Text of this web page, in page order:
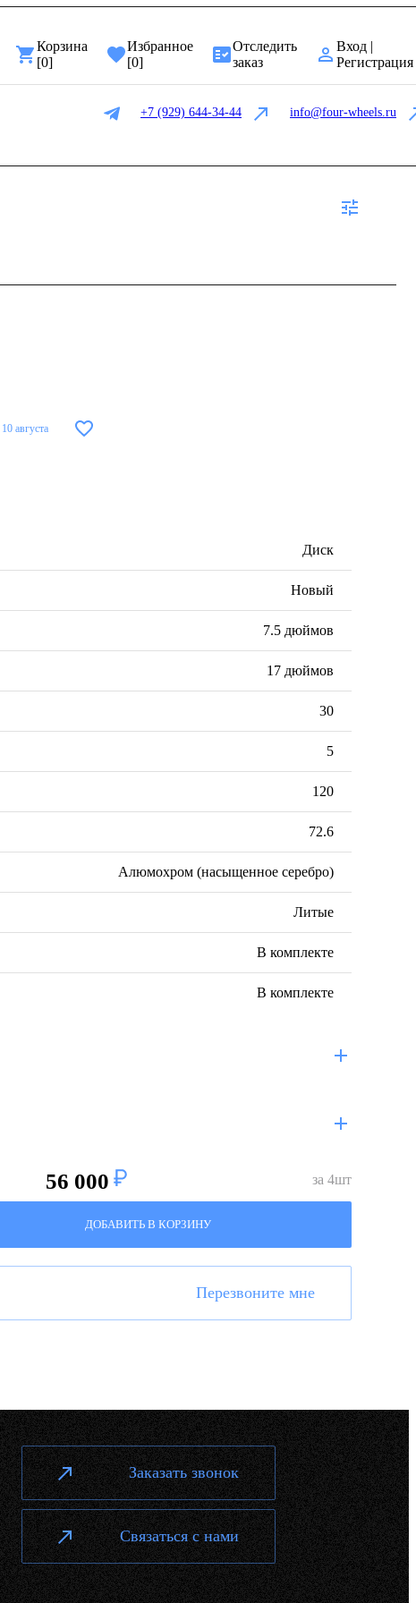
Корзина
[0]
Избранное
[0]
Отследить
заказ
Вход |
Регистрация
+7 (929) 644-34-44 info@four-wheels.ru
10 августа
Диск
Новый
7.5 дюймов
17 дюймов
30
5
120
72.6
Алюмохром (насыщенное серебро)
Литые
В комплекте
В комплекте
56 000 за 4шт
ДОБАВИТЬ В КОРЗИНУ
Перезвоните мне
Заказать звонок
Связаться с нами